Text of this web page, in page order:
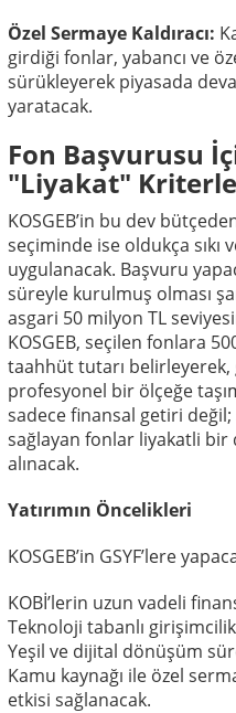
Özel Sermaye Kaldıracı:
girdiği fonlar, yabancı ve
sürükleyerek piyasada
yaratacak.
Fon Başvurusu
"Liyakat"
KOSGEB’in bu dev
seçiminde ise oldukça
uygulanacak. Başvuru
süreyle kurulmuş olması
asgari 50 milyon TL
KOSGEB, seçilen fonlara
taahhüt tutarı
profesyonel bir ölçeğe
sadece finansal getiri değil;
sağlayan fonlar liyakatli bir
alınacak.
Yatırımın Öncelikleri
KOSGEB’in GSYF’lere
KOBİ’lerin uzun vadeli
Teknoloji tabanlı
Yeşil ve dijital dönüşüm
Kamu kaynağı ile özel
etkisi sağlanacak.